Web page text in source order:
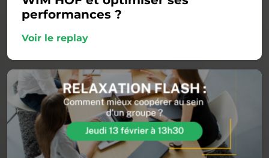
performances ?
Voir le replay